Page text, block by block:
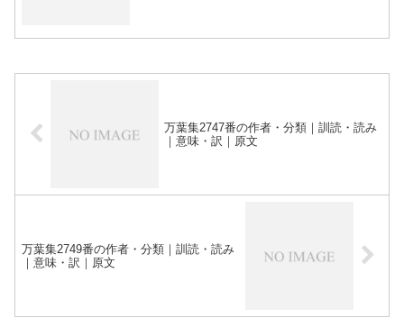
万葉集2747番の作者・分類｜訓読・読み
｜意味・訳｜原文
万葉集2749番の作者・分類｜訓読・読み
｜意味・訳｜原文